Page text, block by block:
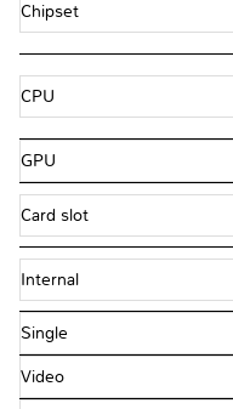
Chipset
CPU
GPU
Card slot
Internal
Single
Video